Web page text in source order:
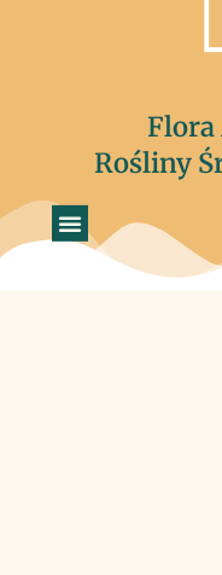
Flora
Rośliny